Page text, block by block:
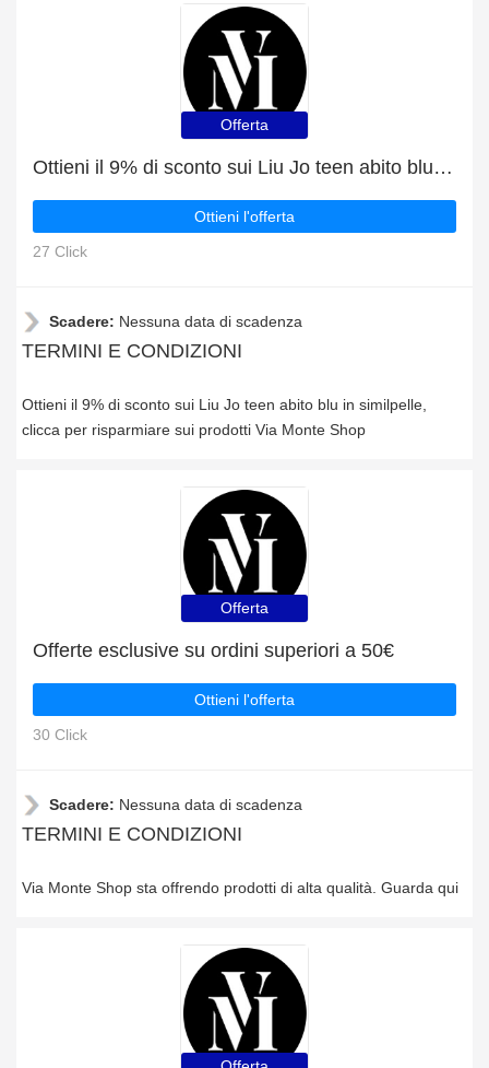
Offerta
Ottieni il 9% di sconto sui Liu Jo teen abito blu in similpelle
Ottieni l'offerta
27 Click
Scadere: Nessuna data di scadenza
TERMINI E CONDIZIONI
Ottieni il 9% di sconto sui Liu Jo teen abito blu in similpelle,
clicca per risparmiare sui prodotti Via Monte Shop
Offerta
Offerte esclusive su ordini superiori a 50€
Ottieni l'offerta
30 Click
Scadere: Nessuna data di scadenza
TERMINI E CONDIZIONI
Via Monte Shop sta offrendo prodotti di alta qualità. Guarda qui